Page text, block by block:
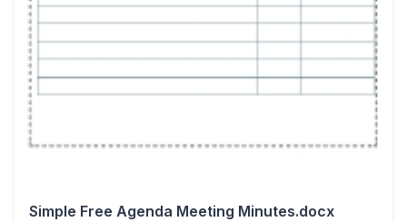
Simple Free Agenda Meeting Minutes.docx